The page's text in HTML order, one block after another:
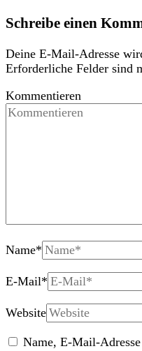
Schreibe einen
Deine E-Mail-Adresse
Erforderliche Felder sind
Kommentieren
Name*
E-Mail*
Website
Name, E-Mail-